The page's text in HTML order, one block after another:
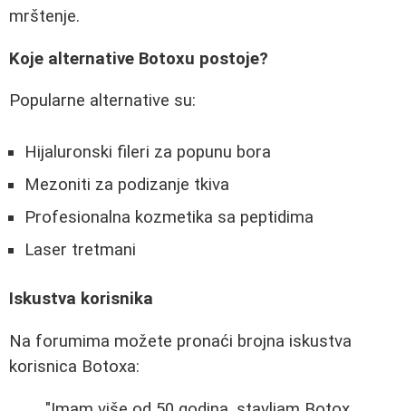
mrštenje.
Koje alternative Botoxu postoje?
Popularne alternative su:
Hijaluronski fileri za popunu bora
Mezoniti za podizanje tkiva
Profesionalna kozmetika sa peptidima
Laser tretmani
Iskustva korisnika
Na forumima možete pronaći brojna iskustva
korisnica Botoxa: